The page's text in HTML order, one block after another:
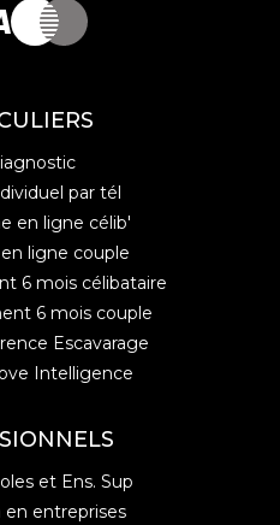
par tél
en ligne célib'
ligne couple
6 mois célibataire
6 mois couple
Escavarage
Intelligence
et Ens. Sup
en entreprises